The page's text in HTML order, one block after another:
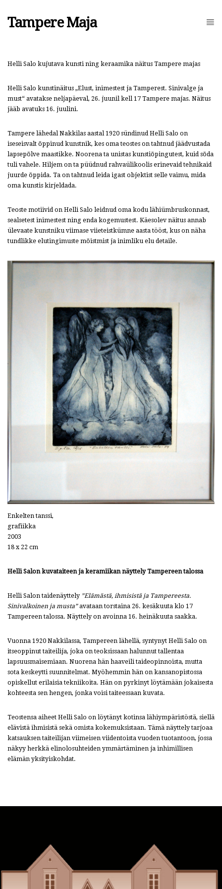
Tampere Maja
Helli Salo kujutava kunsti ning keraamika näitus Tampere majas
Helli Salo kunstinäitus „Elust, inimestest ja Tamperest. Sinivalge ja
must“ avatakse neljapäeval, 26. juunil kell 17 Tampere majas. Näitus
jääb avatuks 16. juulini.
Tampere lähedal Nakkilas aastal 1920 sündinud Helli Salo on
iseseisvalt õppinud kunstnik, kes oma teostes on tahtnud jäädvustada
lapsepõlve maastikke. Noorena ta unistas kunstiõpingutest, kuid sõda
tuli vahele. Hiljem on ta püüdnud rahvaülikoolis erinevaid tehnikaid
juurde õppida. Ta on tahtnud leida igast objektist selle vaimu, mida
oma kunstis kirjeldada.
Teoste motiivid on Helli Salo leidnud oma kodu lähiümbruskonnast,
sealsetest inimestest ning enda kogemustest. Käesolev näitus annab
ülevaate kunstniku viimase viieteistkümne aasta tööst, kus on näha
tundlikke elutingimuste mõistmist ja inimliku elu detaile.
Enkelten tanssi,
grafiikka
2003
18 x 22 cm
Helli Salon kuvataiteen ja keramiikan näyttely Tampereen talossa
Helli Salon taidenäyttely ”Elämästä, ihmisistä ja Tampereesta.
Sinivalkoinen ja musta”avataan torstaina 26. kesäkuuta klo 17
Tampereen talossa. Näyttely on avoinna 16. heinäkuuta saakka.
Vuonna 1920 Nakkilassa, Tampereen lähellä, syntynyt Helli Salo on
itseoppinut taiteilija, joka on teoksissaan halunnut tallentaa
lapsuusmaisemiaan. Nuorena hän haaveili taideopinnoista, mutta
sota keskeytti suunnitelmat. Myöhemmin hän on kansanopistossa
opiskellut erilaisia tekniikoita. Hän on pyrkinyt löytämään jokaisesta
kohteesta sen hengen, jonka voisi taiteessaan kuvata.
Teostensa aiheet Helli Salo on löytänyt kotinsa lähiympäristöstä, siellä
elävistä ihmisistä sekä omista kokemuksistaan. Tämä näyttely tarjoaa
katsauksen taiteilijan viimeisen viidentoista vuoden tuotantoon, jossa
näkyy herkkä elinolosuhteiden ymmärtäminen ja inhimillisen
elämän yksityiskohdat.